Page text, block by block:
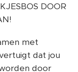
DOOR
met
dat jou
door